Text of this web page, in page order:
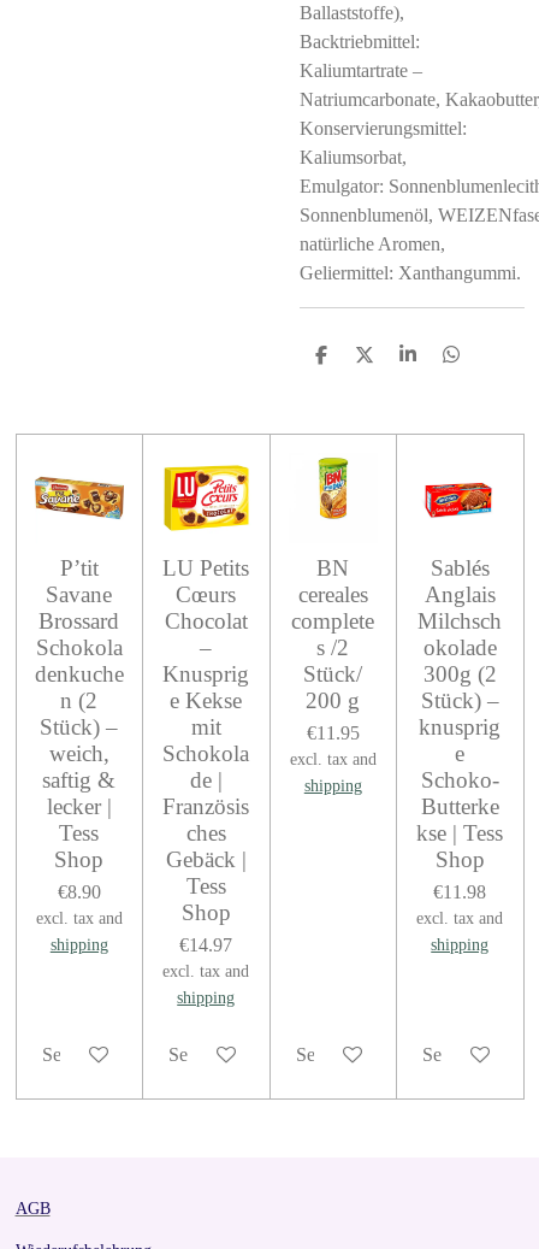
Ballaststoffe),
Backtriebmittel:
Kaliumtartrate –
Natriumcarbonate,
Konservierungsmittel:
Kaliumsorbat,
Emulgator:
Sonnenblumenöl,
natürliche Aromen,
Geliermittel: Xanthangummi.
S
e
S
e
S
e
S
e
P’tit
Savane
Brossard
Schokola
denkuche
n (2
Stück) –
weich,
saftig &
lecker |
Tess
Shop
€8.90
excl. tax and
shipping
See details
LU Petits
Cœurs
Chocolat
–
Knusprig
e Kekse
mit
Schokola
de |
Französis
ches
Gebäck |
Tess
Shop
€14.97
excl. tax and
shipping
See details
BN
cereales
complete
s /2
Stück/
200 g
€11.95
excl. tax and
shipping
See details
Sablés
Anglais
Milchsch
okolade
300g (2
Stück) –
knusprig
e
Schoko-
Butterke
kse | Tess
Shop
€11.98
excl. tax and
shipping
See details
AGB